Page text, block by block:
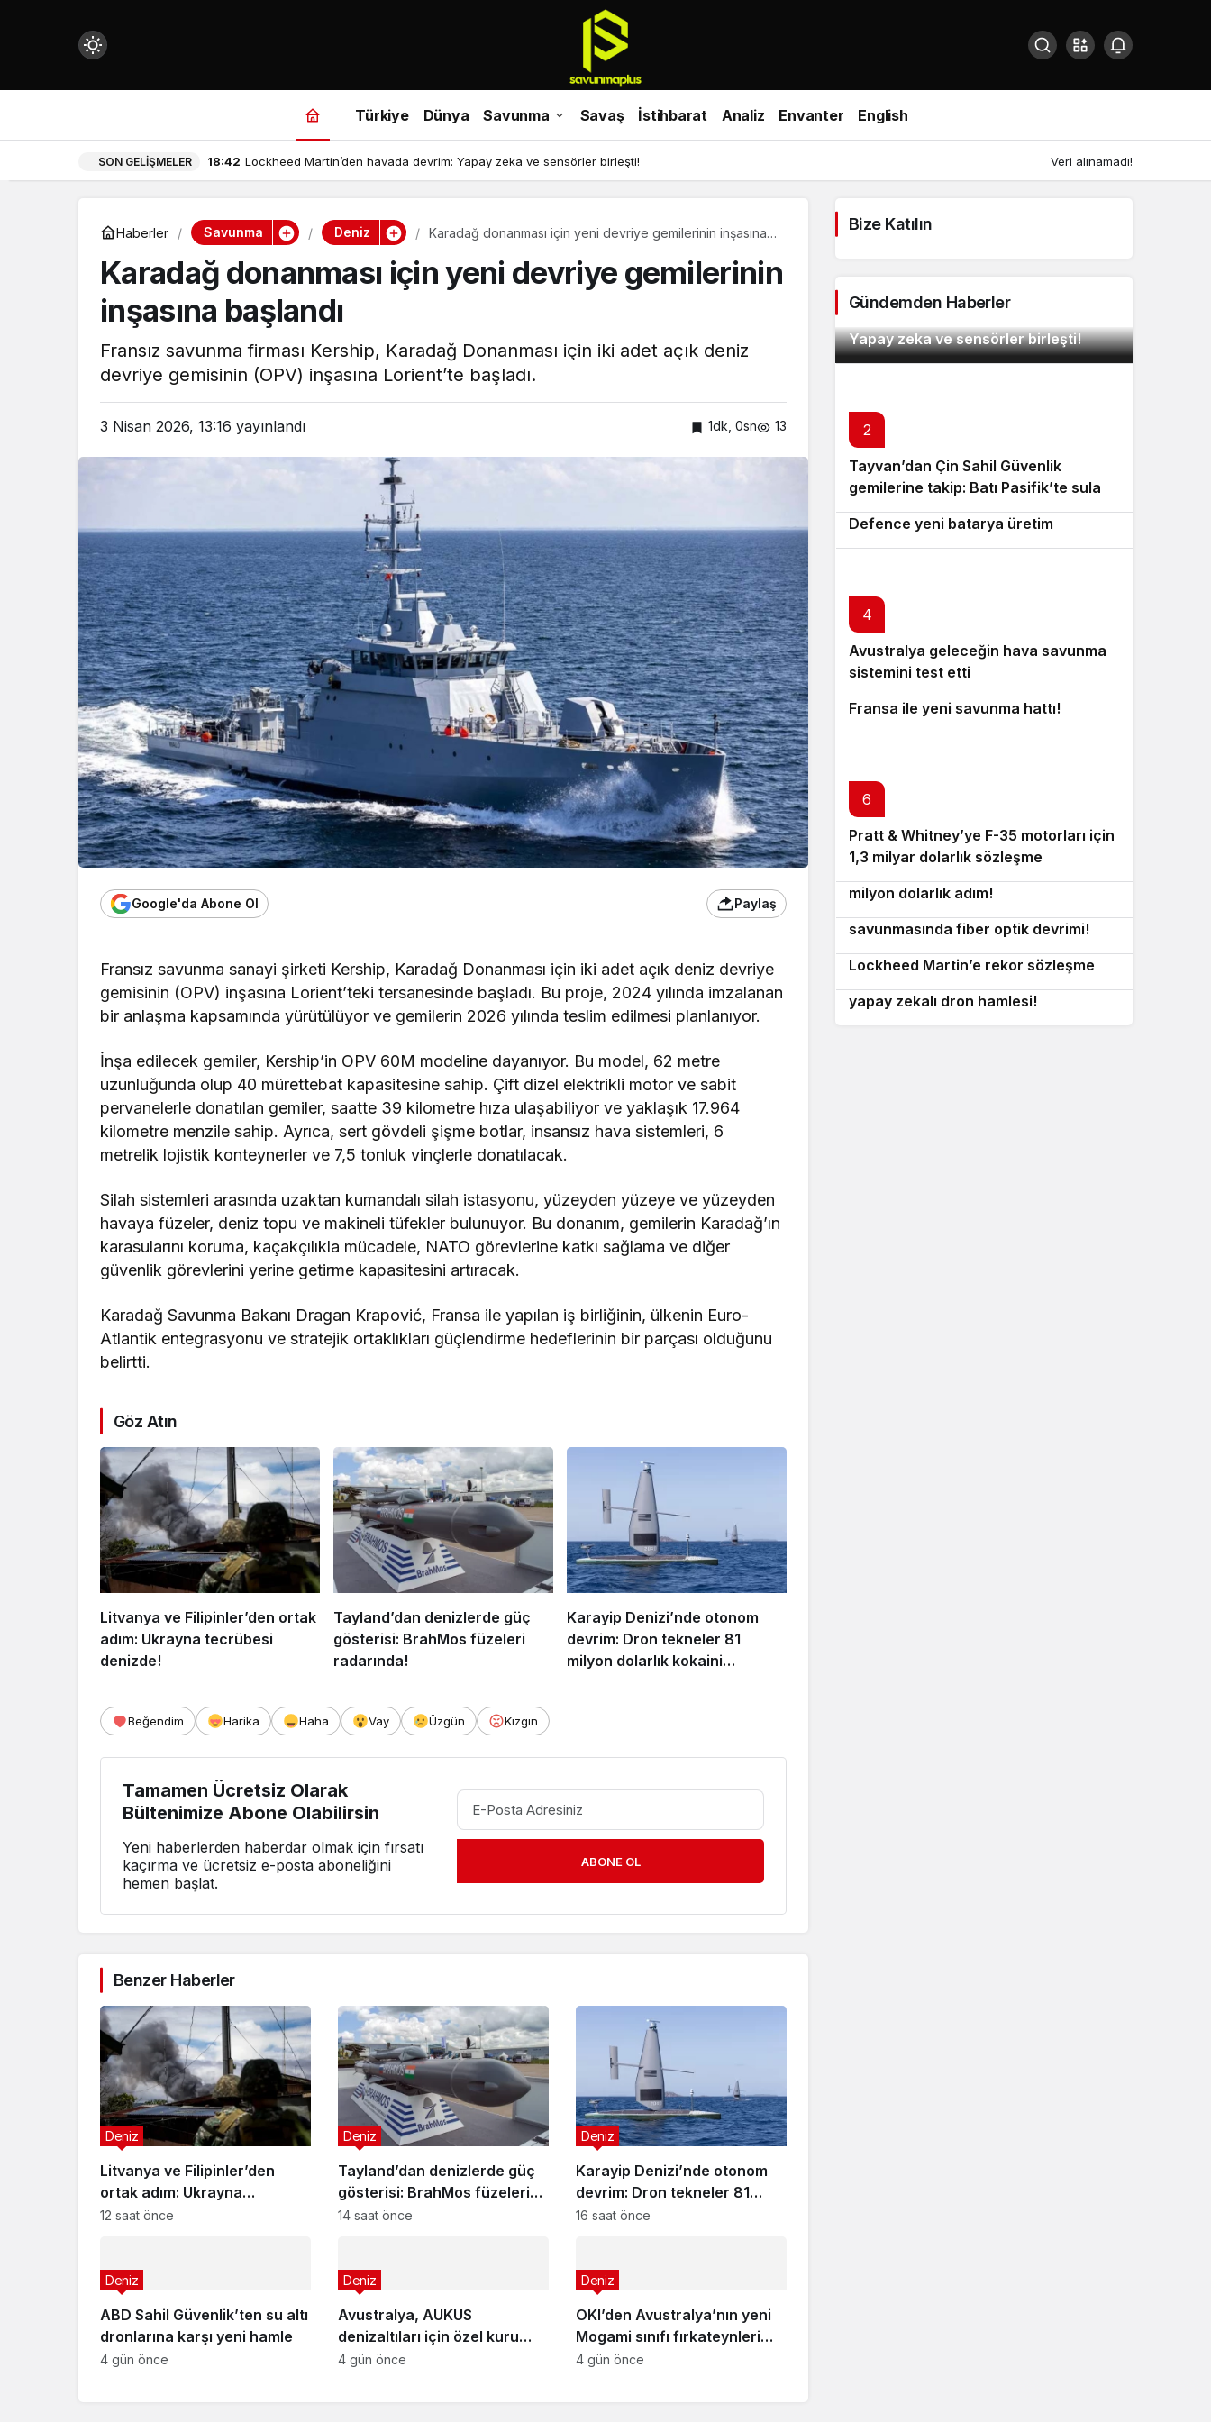
Mod
Türkiye Dünya Savunma Savaş İstihbarat Analiz Envanter English
SON GELIŞMELER 18:42 Lockheed Martin’den havada devrim: Yapay zeka ve sensörler birleşti! Veri alınamadı!
Haberler Savunma Deniz
Karadağ donanması için yeni devriye gemilerinin inşasına
Karadağ donanması için yeni devriye gemilerinin
inşasına başlandı
Fransız savunma firması Kership, Karadağ Donanması için iki adet açık deniz
devriye gemisinin (OPV) inşasına Lorient’te başladı.
3 Nisan 2026, 13:16 yayınlandı 1dk, 0sn 13
Google'da Abone Ol Paylaş
Fransız savunma sanayi şirketi Kership, Karadağ Donanması için iki adet açık deniz devriye
gemisinin (OPV) inşasına Lorient’teki tersanesinde başladı. Bu proje, 2024 yılında imzalanan
bir anlaşma kapsamında yürütülüyor ve gemilerin 2026 yılında teslim edilmesi planlanıyor.
İnşa edilecek gemiler, Kership’in OPV 60M modeline dayanıyor. Bu model, 62 metre
uzunluğunda olup 40 mürettebat kapasitesine sahip. Çift dizel elektrikli motor ve sabit
pervanelerle donatılan gemiler, saatte 39 kilometre hıza ulaşabiliyor ve yaklaşık 17.964
kilometre menzile sahip. Ayrıca, sert gövdeli şişme botlar, insansız hava sistemleri, 6
metrelik lojistik konteynerler ve 7,5 tonluk vinçlerle donatılacak.
Silah sistemleri arasında uzaktan kumandalı silah istasyonu, yüzeyden yüzeye ve yüzeyden
havaya füzeler, deniz topu ve makineli tüfekler bulunuyor. Bu donanım, gemilerin Karadağ’ın
karasularını koruma, kaçakçılıkla mücadele, NATO görevlerine katkı sağlama ve diğer
güvenlik görevlerini yerine getirme kapasitesini artıracak.
Karadağ Savunma Bakanı Dragan Krapović, Fransa ile yapılan iş birliğinin, ülkenin Euro-
Atlantik entegrasyonu ve stratejik ortaklıkları güçlendirme hedeflerinin bir parçası olduğunu
belirtti.
Göz Atın
Litvanya ve Filipinler’den ortak
adım: Ukrayna tecrübesi
denizde!
Tayland’dan denizlerde güç
gösterisi: BrahMos füzeleri
radarında!
Karayip Denizi’nde otonom
devrim: Dron tekneler 81
milyon dolarlık kokaini
Beğendim Harika Haha Vay Üzgün Kızgın
Tamamen Ücretsiz Olarak
Bültenimize Abone Olabilirsin
Yeni haberlerden haberdar olmak için fırsatı
kaçırma ve ücretsiz e-posta aboneliğini
hemen başlat.
ABONE OL
Benzer Haberler
Litvanya ve Filipinler’den
ortak adım: Ukrayna
tecrübesi denizde!
Deniz
12 saat önce
Tayland’dan denizlerde güç
gösterisi: BrahMos füzeleri
radarında!
Deniz
14 saat önce
Karayip Denizi’nde otonom
devrim: Dron tekneler 81
milyon dolarlık kokaini
Deniz
16 saat önce
ABD Sahil Güvenlik’ten su altı
dronlarına karşı yeni hamle
Deniz
4 gün önce
Avustralya, AUKUS
denizaltıları için özel kuru
havuz kuruyor
Deniz
4 gün önce
OKI’den Avustralya’nın yeni
Mogami sınıfı fırkateynleri
için sonar anlaşması
Deniz
4 gün önce
Bize Katılın
Gündemden Haberler
Yapay zeka ve sensörler birleşti!
2
Tayvan’dan Çin Sahil Güvenlik
gemilerine takip: Batı Pasifik’te sular
ısiniyor!
3
Defence yeni batarya üretim
merkezini açtı!
4
Avustralya geleceğin hava savunma
sistemini test etti
5
Fransa ile yeni savunma hattı!
6
Pratt & Whitney’ye F-35 motorları için
1,3 milyar dolarlık sözleşme
7
ABD askeri üslerine nükleer güç: 470
milyon dolarlık adım!
savunmasında fiber optik devrimi!
Lockheed Martin’e rekor sözleşme
İsrail’den orman yangınlarına karşı
yapay zekalı dron hamlesi!